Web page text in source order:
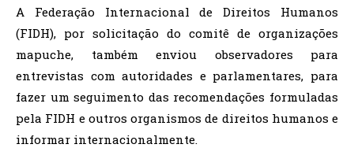
A Federação Internacional de Direitos Humanos
(FIDH), por solicitação do comitê de organizações
mapuche, também enviou observadores para
entrevistas com autoridades e parlamentares, para
fazer um seguimento das recomendações formuladas
pela FIDH e outros organismos de direitos humanos e
informar internacionalmente.